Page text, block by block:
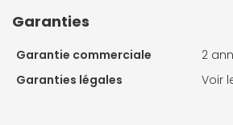
Garanties
Garantie commerciale
2
Garanties légales
Voir